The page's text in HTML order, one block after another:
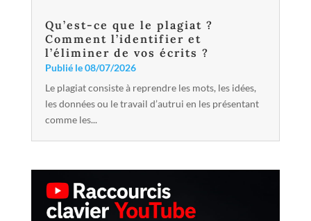
Qu’est-ce que le plagiat ?
Comment l’identifier et
l’éliminer de vos écrits ?
Publié le 08/07/2026
Le plagiat consiste à reprendre les mots, les idées,
les données ou le travail d’autrui en les présentant
comme les...